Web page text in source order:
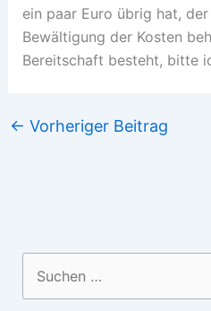
ein paar Euro übrig hat,
Bewältigung der Kosten
Bereitschaft besteht, bitte
← Vorheriger Beitrag
nach: